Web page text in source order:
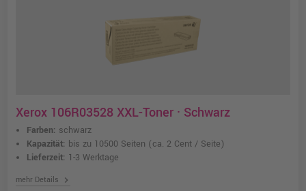
Xerox 106R03528 XXL-Toner · Schwarz
Farben: schwarz
Kapazität: bis zu 10500 Seiten (ca. 2 Cent / Seite)
Lieferzeit: 1-3 Werktage
mehr Details chevron_right